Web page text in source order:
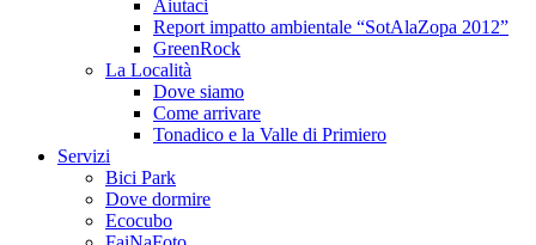
Aiutaci
Report impatto ambientale “SotAlaZopa 2012”
GreenRock
La Località
Dove siamo
Come arrivare
Tonadico e la Valle di Primiero
Servizi
Bici Park
Dove dormire
Ecocubo